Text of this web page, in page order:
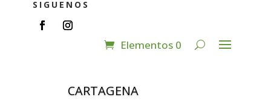
SIGUENOS
Elementos 0
CARTAGENA